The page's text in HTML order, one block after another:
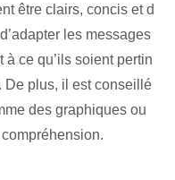
être clairs, concis et d
les messages
ce qu’ils soient pertin
De plus, il est conseillé
des graphiques ou